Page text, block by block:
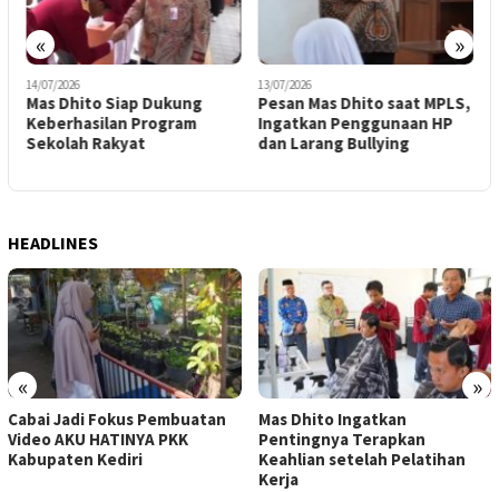
« »
14/07/2026
Mas Dhito Siap Dukung
Keberhasilan Program
Sekolah Rakyat
13/07/2026
Pesan Mas Dhito saat MPLS,
Ingatkan Penggunaan HP
dan Larang Bullying
HEADLINES
« »
Cabai Jadi Fokus Pembuatan
Video AKU HATINYA PKK
Kabupaten Kediri
Mas Dhito Ingatkan
Pentingnya Terapkan
Keahlian setelah Pelatihan
Kerja